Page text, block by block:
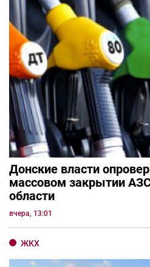
Донские власти
массовом закрытии
области
вчера, 13:01
ЖКХ